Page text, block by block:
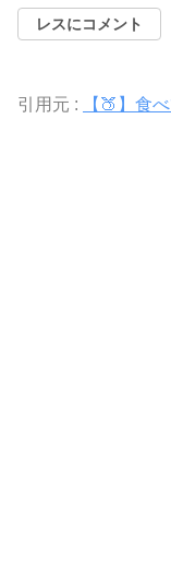
レスにコメント
引用元 :
【🍑】食